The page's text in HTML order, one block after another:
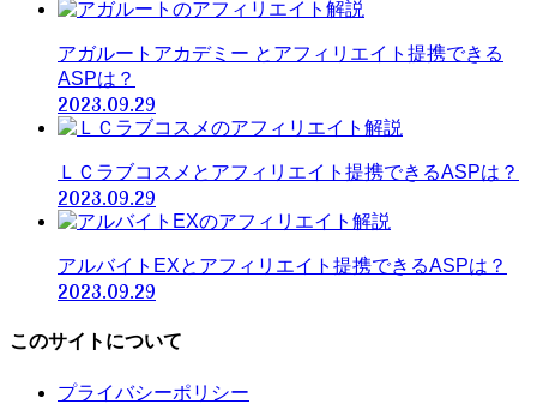
アガルートアカデミー とアフィリエイト提携できる
ASPは？
2023.09.29
ＬＣラブコスメとアフィリエイト提携できるASPは？
2023.09.29
アルバイトEXとアフィリエイト提携できるASPは？
2023.09.29
このサイトについて
プライバシーポリシー